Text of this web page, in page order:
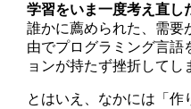
学習をいま一度考え直し
誰かに薦められた、需要
由でプログラミング言語
ョンが持たず挫折してし
とはいえ、なかには「作